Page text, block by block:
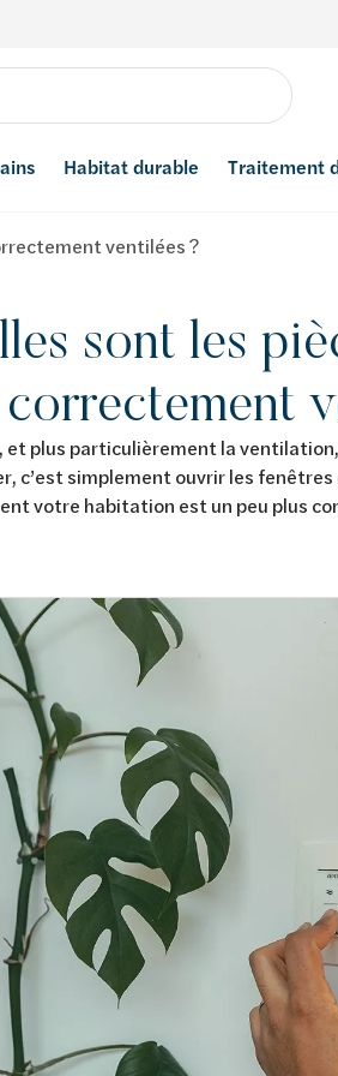
Habitat durable Traitement
ventilées ?
sont les
et plus particulièrement la
c’est simplement ouvrir les
votre habitation est un peu plus